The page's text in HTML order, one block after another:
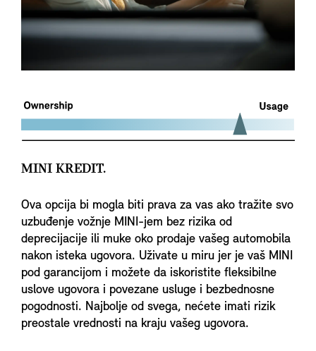
MINI KREDIT.
Ova opcija bi mogla biti prava za vas ako tražite svo
uzbuđenje vožnje MINI-jem bez rizika od
deprecijacije ili muke oko prodaje vašeg automobila
nakon isteka ugovora. Uživate u miru jer je vaš MINI
pod garancijom i možete da iskoristite fleksibilne
uslove ugovora i povezane usluge i bezbednosne
pogodnosti. Najbolje od svega, nećete imati rizik
preostale vrednosti na kraju vašeg ugovora.